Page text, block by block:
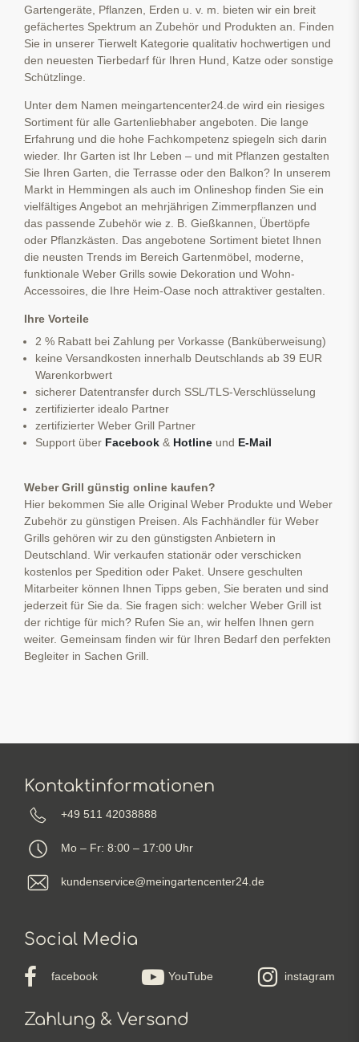
Gartengeräte, Pflanzen, Erden u. v. m. bieten wir ein breit
gefächertes Spektrum an Zubehör und Produkten an. Finden
Sie in unserer Tierwelt Kategorie qualitativ hochwertigen und
den neuesten Tierbedarf für Ihren Hund, Katze oder sonstige
Schützlinge.
Unter dem Namen meingartencenter24.de wird ein riesiges
Sortiment für alle Gartenliebhaber angeboten. Die lange
Erfahrung und die hohe Fachkompetenz spiegeln sich darin
wieder. Ihr Garten ist Ihr Leben – und mit Pflanzen gestalten
Sie Ihren Garten, die Terrasse oder den Balkon? In unserem
Markt in Hemmingen als auch im Onlineshop finden Sie ein
vielfältiges Angebot an mehrjährigen Zimmerpflanzen und
das passende Zubehör wie z. B. Gießkannen, Übertöpfe
oder Pflanzkästen. Das angebotene Sortiment bietet Ihnen
die neusten Trends im Bereich Gartenmöbel, moderne,
funktionale Weber Grills sowie Dekoration und Wohn-
Accessoires, die Ihre Heim-Oase noch attraktiver gestalten.
Ihre Vorteile
2 % Rabatt bei Zahlung per Vorkasse (Banküberweisung)
keine Versandkosten innerhalb Deutschlands ab 39 EUR
Warenkorbwert
sicherer Datentransfer durch SSL/TLS-Verschlüsselung
zertifizierter idealo Partner
zertifizierter Weber Grill Partner
Support über Facebook & Hotline und E-Mail
Weber Grill günstig online kaufen?
Hier bekommen Sie alle Original Weber Produkte und Weber
Zubehör zu günstigen Preisen. Als Fachhändler für Weber
Grills gehören wir zu den günstigsten Anbietern in
Deutschland. Wir verkaufen stationär oder verschicken
kostenlos per Spedition oder Paket. Unsere geschulten
Mitarbeiter können Ihnen Tipps geben, Sie beraten und sind
jederzeit für Sie da. Sie fragen sich: welcher Weber Grill ist
der richtige für mich? Rufen Sie an, wir helfen Ihnen gern
weiter. Gemeinsam finden wir für Ihren Bedarf den perfekten
Begleiter in Sachen Grill.
Kontaktinformationen
+49 511 42038888
Mo – Fr: 8:00 – 17:00 Uhr
kundenservice@meingartencenter24.de
Social Media
facebook YouTube instagram
Zahlung & Versand